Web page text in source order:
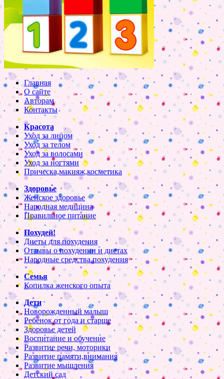
Главная
О сайте
Авторам
Контакты
Красота
Уход за лицом
Уход за телом
Уход за волосами
Уход за ногтями
Прическа,макияж,косметика
Здоровье
Женское здоровье
Народная медицина
Правильное питание
Похудей!
Диеты для похудения
Отзывы о похудении и диетах
Народные средства похудения
Семья
Копилка женского опыта
Дети
Новорожденный малыш
Ребенок от года и старше
Здоровье детей
Воспитание и обучение
Развитие речи, моторики
Развитие памяти,внимания
Развитие мышления
Детский сад